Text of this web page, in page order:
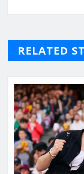
RELATED